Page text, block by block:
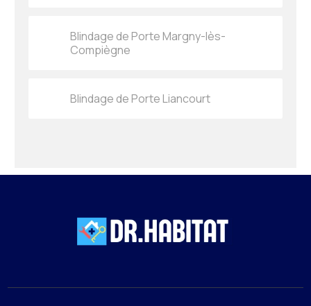
Blindage de Porte Margny-lès-
Compiègne
Blindage de Porte Liancourt